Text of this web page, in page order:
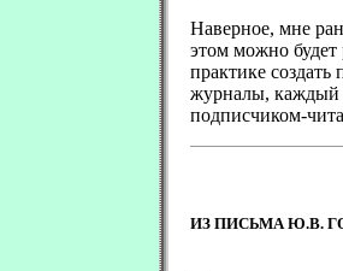
Наверное, мне
этом можно будет
практике
журналы, каждый
подписчиком-
ИЗ ПИСЬМА Ю.В.